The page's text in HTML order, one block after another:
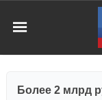
Более 2 млрд